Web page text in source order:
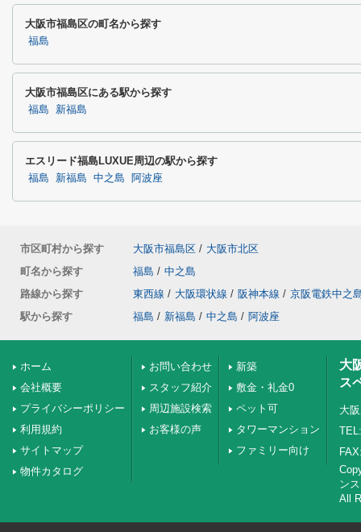
大阪市福島区の町名から探す
福島
大阪市福島区にある駅から探す
福島 新福島
エスリード福島LUXUE周辺の駅から探す
福島 新福島 中之島 阿波座
市区町村から探す 大阪市福島区 / 大阪市北区
町名から探す
福島 / 中之島
路線から探す
東西線 / 大阪環状線 / 阪神本線 / 京阪電鉄中之
駅から探す
福島 / 新福島 / 中之島 / 阿波座
ホーム
会社概要
プライバシーポリシー
利用規約
サイトマップ
物件カタログ
お問い合わせ
スタッフ紹介
周辺施設検索
お客様の声
新築
敷金・礼金0
ペット可
タワーマンション
ファミリー向け
大
ス
大
ンス
All